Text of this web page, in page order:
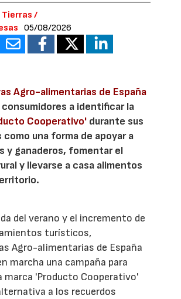
Tierras /
05/08/2026
Agro-alimentarias de España
consumidores a identificar la
Cooperativo' durante sus
una forma de apoyar a
y ganaderos, fomentar el
y llevarse a casa alimentos
del verano y el incremento de
turísticos,
Agro-alimentarias de España
marcha una campaña para
marca 'Producto Cooperativo'
a los recuerdos